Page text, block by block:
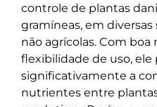
controle de plantas
gramíneas, em diversas
não agrícolas. Com
flexibilidade de uso, ele
significativamente a
nutrientes entre